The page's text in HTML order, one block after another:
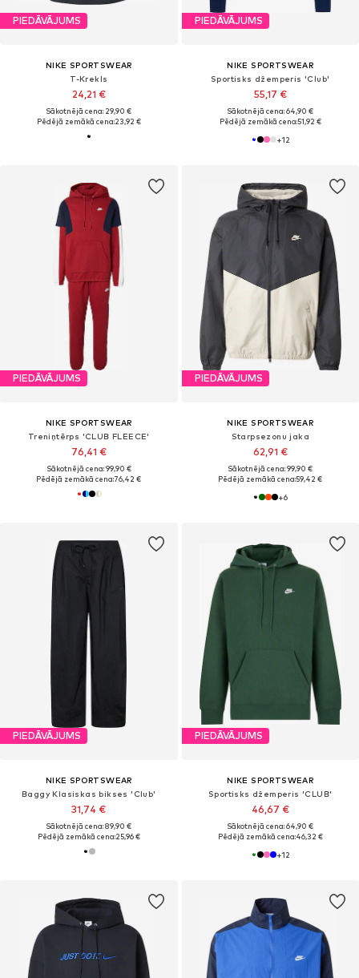
PIEDĀVĀJUMS
NIKE SPORTSWEAR
T-Krekls
24,21 €
Sākotnējā cena: 29,90 €
Pēdējā zemākā cena:23,92 €
PIEDĀVĀJUMS
NIKE SPORTSWEAR
Sportisks džemperis 'Club'
55,17 €
Sākotnējā cena: 64,90 €
Pēdējā zemākā cena:51,92 €
+12
PIEDĀVĀJUMS
NIKE SPORTSWEAR
Treniņtērps 'CLUB FLEECE'
76,41 €
Sākotnējā cena: 99,90 €
Pēdējā zemākā cena:76,42 €
PIEDĀVĀJUMS
NIKE SPORTSWEAR
Starpsezonu jaka
62,91 €
Sākotnējā cena: 99,90 €
Pēdējā zemākā cena:59,42 €
+6
PIEDĀVĀJUMS
NIKE SPORTSWEAR
Baggy Klasiskas bikses 'Club'
31,74 €
Sākotnējā cena: 89,90 €
Pēdējā zemākā cena:25,96 €
PIEDĀVĀJUMS
NIKE SPORTSWEAR
Sportisks džemperis 'CLUB'
46,67 €
Sākotnējā cena: 64,90 €
Pēdējā zemākā cena:46,32 €
+12